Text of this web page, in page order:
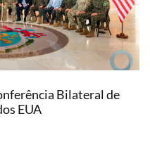
Bilateral de
EUA